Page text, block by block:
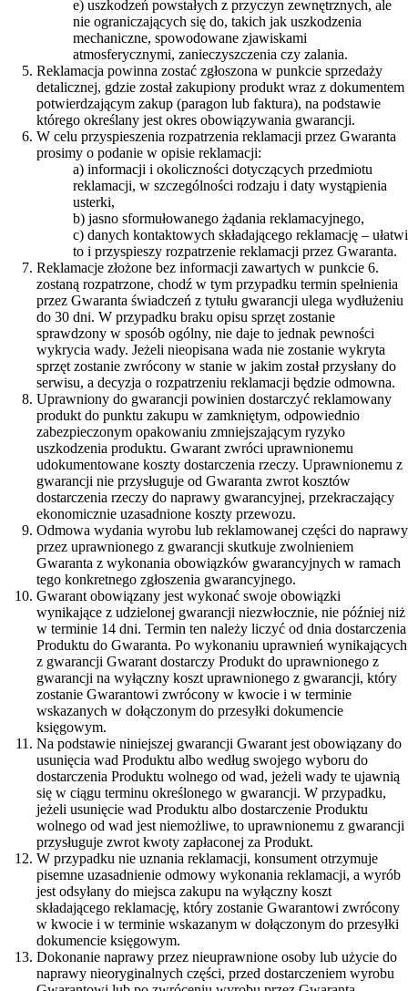
e) uszkodzeń powstałych z przyczyn zewnętrznych, ale
nie ograniczających się do, takich jak uszkodzenia
mechaniczne, spowodowane zjawiskami
atmosferycznymi, zanieczyszczenia czy zalania.
Reklamacja powinna zostać zgłoszona w punkcie sprzedaży
detalicznej, gdzie został zakupiony produkt wraz z dokumentem
potwierdzającym zakup (paragon lub faktura), na podstawie
którego określany jest okres obowiązywania gwarancji.
W celu przyspieszenia rozpatrzenia reklamacji przez Gwaranta
prosimy o podanie w opisie reklamacji:
a) informacji i okoliczności dotyczących przedmiotu
reklamacji, w szczególności rodzaju i daty wystąpienia
usterki,
b) jasno sformułowanego żądania reklamacyjnego,
c) danych kontaktowych składającego reklamację – ułatwi
to i przyspieszy rozpatrzenie reklamacji przez Gwaranta.
Reklamacje złożone bez informacji zawartych w punkcie 6.
zostaną rozpatrzone, chodź w tym przypadku termin spełnienia
przez Gwaranta świadczeń z tytułu gwarancji ulega wydłużeniu
do 30 dni. W przypadku braku opisu sprzęt zostanie
sprawdzony w sposób ogólny, nie daje to jednak pewności
wykrycia wady. Jeżeli nieopisana wada nie zostanie wykryta
sprzęt zostanie zwrócony w stanie w jakim został przysłany do
serwisu, a decyzja o rozpatrzeniu reklamacji będzie odmowna.
Uprawniony do gwarancji powinien dostarczyć reklamowany
produkt do punktu zakupu w zamkniętym, odpowiednio
zabezpieczonym opakowaniu zmniejszającym ryzyko
uszkodzenia produktu. Gwarant zwróci uprawnionemu
udokumentowane koszty dostarczenia rzeczy. Uprawnionemu z
gwarancji nie przysługuje od Gwaranta zwrot kosztów
dostarczenia rzeczy do naprawy gwarancyjnej, przekraczający
ekonomicznie uzasadnione koszty przewozu.
Odmowa wydania wyrobu lub reklamowanej części do naprawy
przez uprawnionego z gwarancji skutkuje zwolnieniem
Gwaranta z wykonania obowiązków gwarancyjnych w ramach
tego konkretnego zgłoszenia gwarancyjnego.
Gwarant obowiązany jest wykonać swoje obowiązki
wynikające z udzielonej gwarancji niezwłocznie, nie później niż
w terminie 14 dni. Termin ten należy liczyć od dnia dostarczenia
Produktu do Gwaranta. Po wykonaniu uprawnień wynikających
z gwarancji Gwarant dostarczy Produkt do uprawnionego z
gwarancji na wyłączny koszt uprawnionego z gwarancji, który
zostanie Gwarantowi zwrócony w kwocie i w terminie
wskazanych w dołączonym do przesyłki dokumencie
księgowym.
Na podstawie niniejszej gwarancji Gwarant jest obowiązany do
usunięcia wad Produktu albo według swojego wyboru do
dostarczenia Produktu wolnego od wad, jeżeli wady te ujawnią
się w ciągu terminu określonego w gwarancji. W przypadku,
jeżeli usunięcie wad Produktu albo dostarczenie Produktu
wolnego od wad jest niemożliwe, to uprawnionemu z gwarancji
przysługuje zwrot kwoty zapłaconej za Produkt.
W przypadku nie uznania reklamacji, konsument otrzymuje
pisemne uzasadnienie odmowy wykonania reklamacji, a wyrób
jest odsyłany do miejsca zakupu na wyłączny koszt
składającego reklamację, który zostanie Gwarantowi zwrócony
w kwocie i w terminie wskazanym w dołączonym do przesyłki
dokumencie księgowym.
Dokonanie naprawy przez nieuprawnione osoby lub użycie do
naprawy nieoryginalnych części, przed dostarczeniem wyrobu